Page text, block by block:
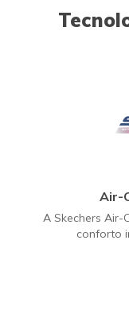
Air-
A Skechers Air-
conforto